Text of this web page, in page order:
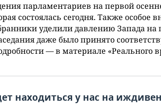
парламентариев на первой
состоялась сегодня. Также особое
уделили давлению Запада
даже было принято
— в материале «Реального
находиться у нас на